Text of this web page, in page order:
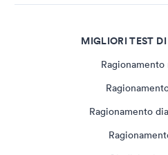
MIGLIORI TEST
Ragionamento